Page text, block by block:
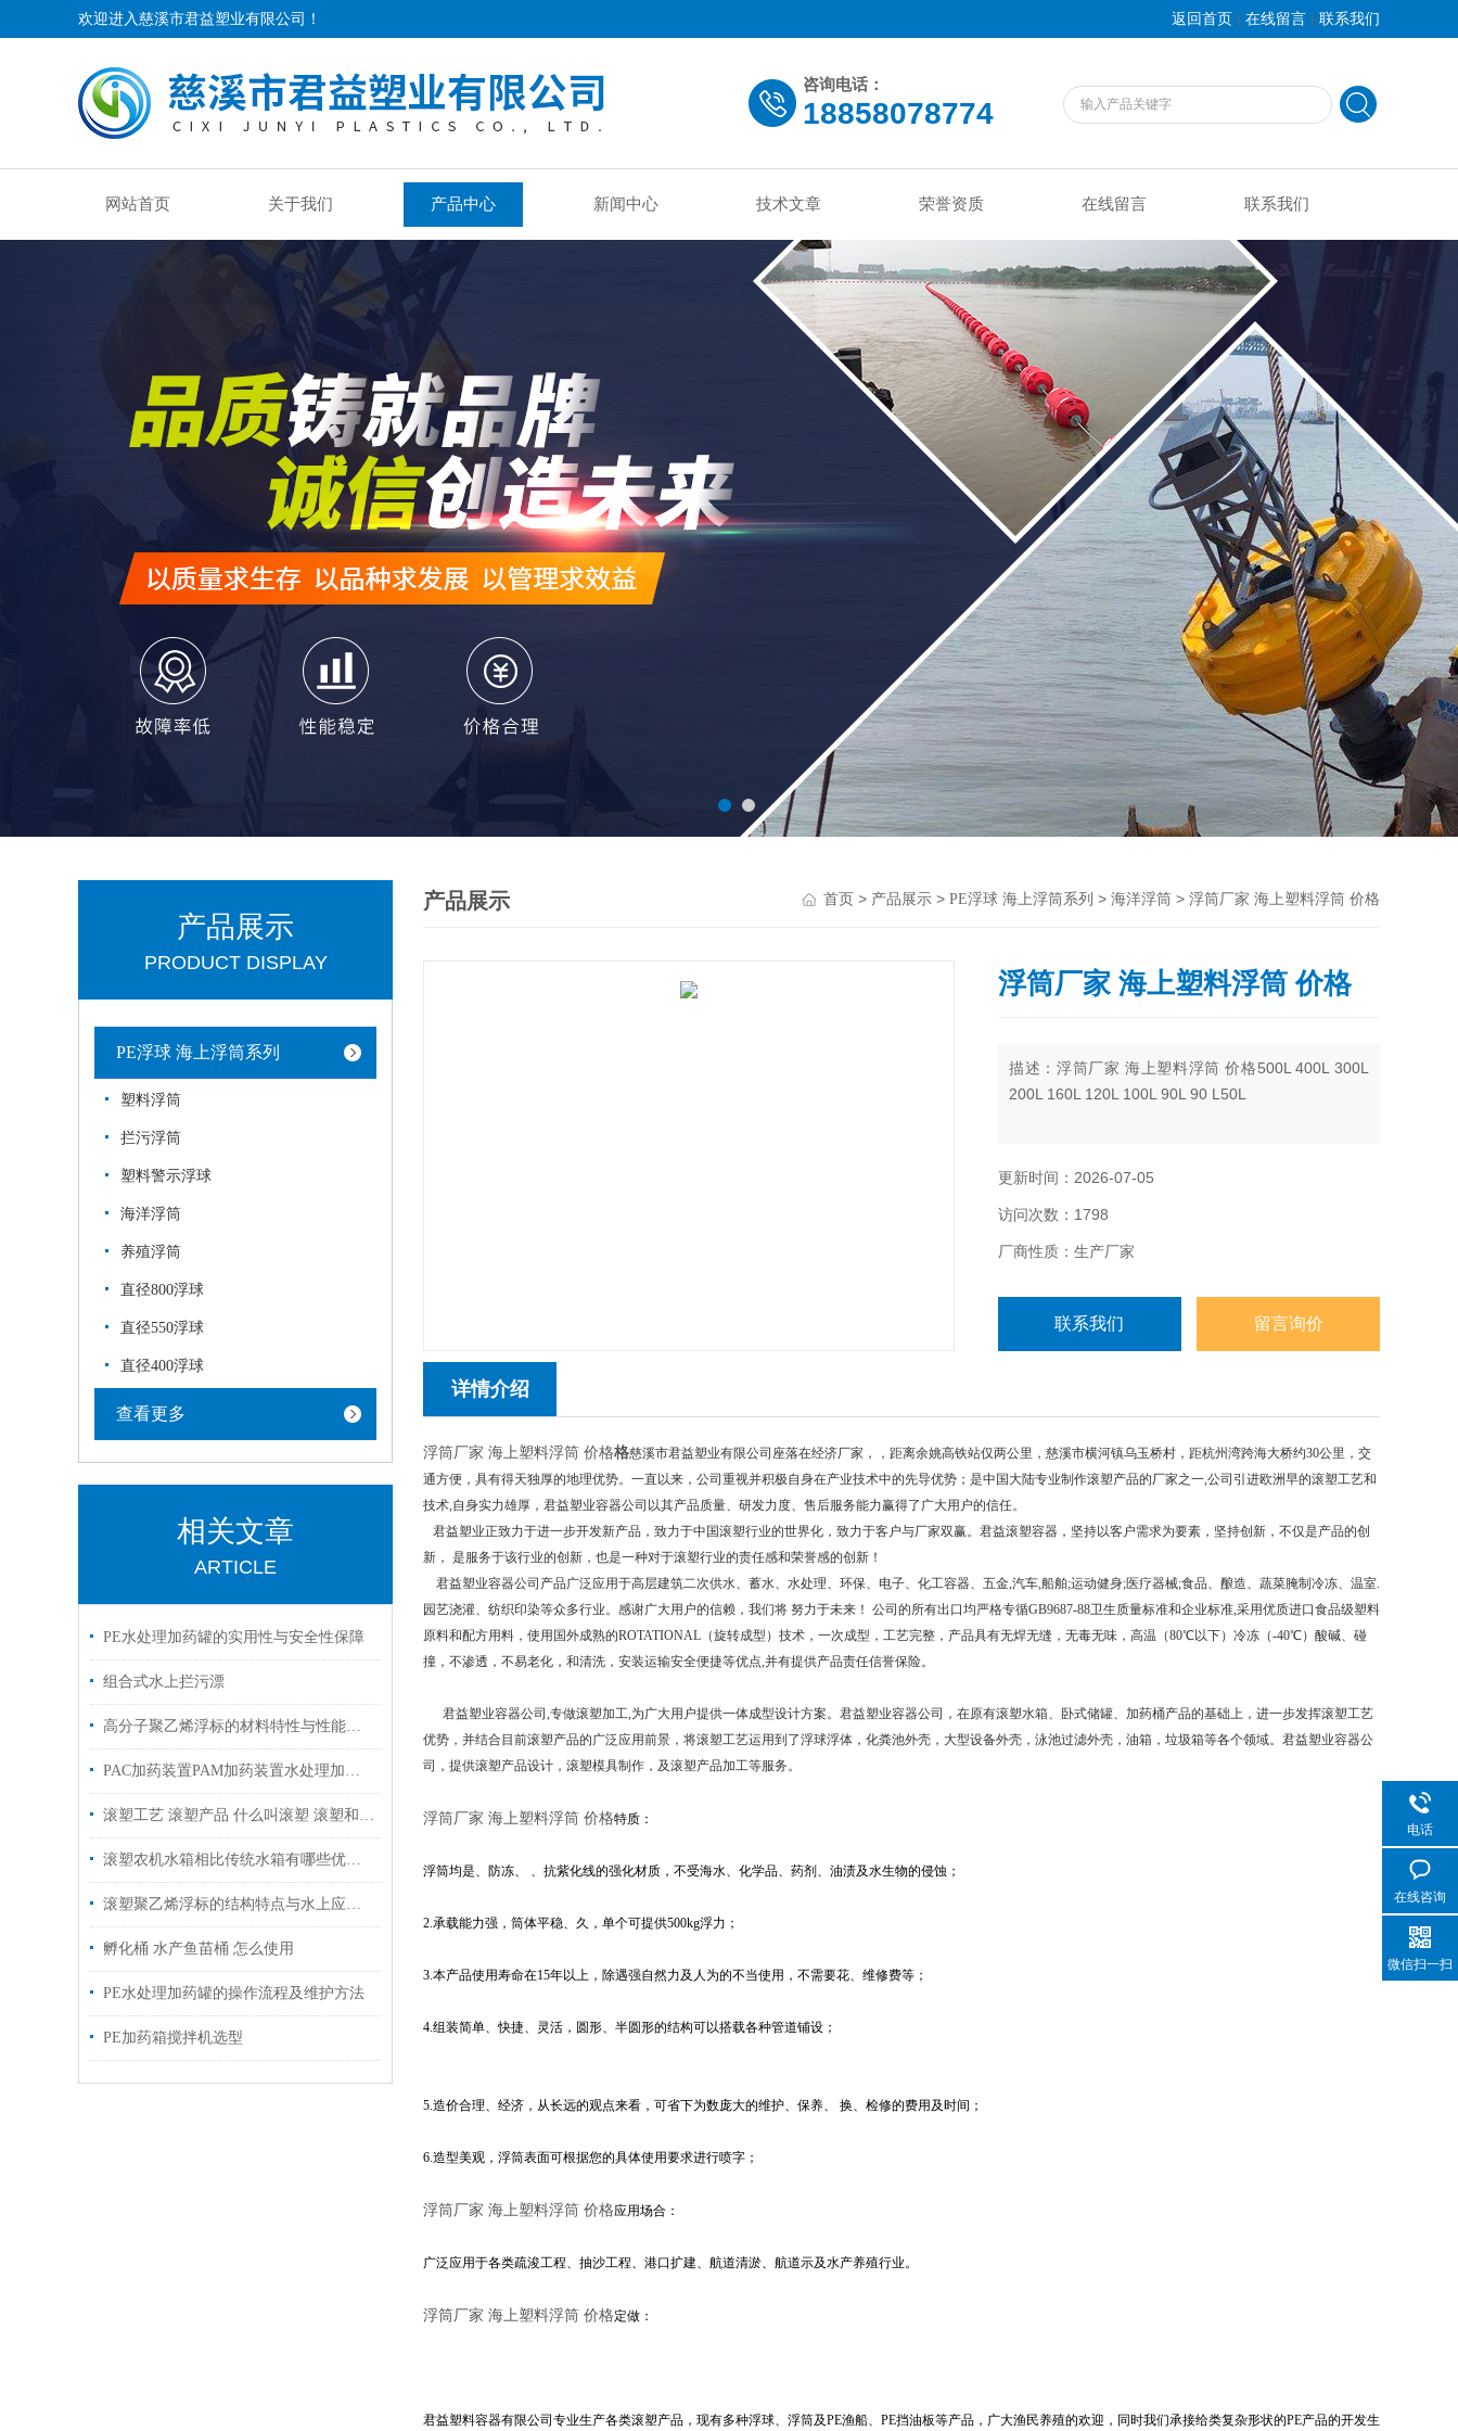
欢迎进入慈溪市君益塑业有限公司！ 返回首页 | 在线留言 | 联系我们
咨询电话：
18858078774
网站首页 关于我们 产品中心 新闻中心 技术文章 荣誉资质 在线留言 联系我们
产品展示
PRODUCT DISPLAY
PE浮球 海上浮筒系列
塑料浮筒
拦污浮筒
塑料警示浮球
海洋浮筒
养殖浮筒
直径800浮球
直径550浮球
直径400浮球
查看更多
相关文章
ARTICLE
PE水处理加药罐的实用性与安全性保障
组合式水上拦污漂
高分子聚乙烯浮标的材料特性与性能分析
PAC加药装置PAM加药装置水处理加药装置污水加药装置
滚塑工艺 滚塑产品 什么叫滚塑 滚塑和吹塑的差别
滚塑农机水箱相比传统水箱有哪些优势？
滚塑聚乙烯浮标的结构特点与水上应用优势
孵化桶 水产鱼苗桶 怎么使用
PE水处理加药罐的操作流程及维护方法
PE加药箱搅拌机选型
产品展示 首页 > 产品展示 > PE浮球 海上浮筒系列 > 海洋浮筒 > 浮筒厂家 海上塑料浮筒 价格
浮筒厂家 海上塑料浮筒 价格
描述：浮筒厂家 海上塑料浮筒 价格500L 400L 300L
200L 160L 120L 100L 90L 90 L50L
更新时间：2026-07-05
访问次数：1798
厂商性质：生产厂家
联系我们 留言询价
详情介绍
浮筒厂家 海上塑料浮筒 价格格慈溪市君益塑业有限公司座落在经济厂家，，距离余姚高铁站仅两公里，慈溪市横河镇乌玉桥村，距杭州湾跨海大桥约30公里，交
通方便，具有得天独厚的地理优势。一直以来，公司重视并积极自身在产业技术中的先导优势；是中国大陆专业制作滚塑产品的厂家之一,公司引进欧洲早的滚塑工艺和
技术,自身实力雄厚，君益塑业容器公司以其产品质量、研发力度、售后服务能力赢得了广大用户的信任。
君益塑业正致力于进一步开发新产品，致力于中国滚塑行业的世界化，致力于客户与厂家双赢。君益滚塑容器，坚持以客户需求为要素，坚持创新，不仅是产品的创
新， 是服务于该行业的创新，也是一种对于滚塑行业的责任感和荣誉感的创新！
君益塑业容器公司产品广泛应用于高层建筑二次供水、蓄水、水处理、环保、电子、化工容器、五金,汽车,船舶;运动健身;医疗器械;食品、酿造、蔬菜腌制冷冻、温室.
园艺浇灌、纺织印染等众多行业。感谢广大用户的信赖，我们将 努力于未来！ 公司的所有出口均严格专循GB9687-88卫生质量标准和企业标准,采用优质进口食品级塑料
原料和配方用料，使用国外成熟的ROTATIONAL（旋转成型）技术，一次成型，工艺完整，产品具有无焊无缝，无毒无味，高温（80℃以下）冷冻（-40℃）酸碱、碰
撞，不渗透，不易老化，和清洗，安装运输安全便捷等优点,并有提供产品责任信誉保险。
君益塑业容器公司,专做滚塑加工,为广大用户提供一体成型设计方案。君益塑业容器公司，在原有滚塑水箱、卧式储罐、加药桶产品的基础上，进一步发挥滚塑工艺
优势，并结合目前滚塑产品的广泛应用前景，将滚塑工艺运用到了浮球浮体，化粪池外壳，大型设备外壳，泳池过滤外壳，油箱，垃圾箱等各个领域。君益塑业容器公
司，提供滚塑产品设计，滚塑模具制作，及滚塑产品加工等服务。
浮筒厂家 海上塑料浮筒 价格特质：
浮筒均是、防冻、 、抗紫化线的强化材质，不受海水、化学品、药剂、油渍及水生物的侵蚀；
2.承载能力强，筒体平稳、久，单个可提供500kg浮力；
3.本产品使用寿命在15年以上，除遇强自然力及人为的不当使用，不需要花、维修费等；
4.组装简单、快捷、灵活，圆形、半圆形的结构可以搭载各种管道铺设；
5.造价合理、经济，从长远的观点来看，可省下为数庞大的维护、保养、 换、检修的费用及时间；
6.造型美观，浮筒表面可根据您的具体使用要求进行喷字；
浮筒厂家 海上塑料浮筒 价格应用场合：
广泛应用于各类疏浚工程、抽沙工程、港口扩建、航道清淤、航道示及水产养殖行业。
浮筒厂家 海上塑料浮筒 价格定做：
君益塑料容器有限公司专业生产各类滚塑产品，现有多种浮球、浮筒及PE渔船、PE挡油板等产品，广大渔民养殖的欢迎，同时我们承接给类复杂形状的PE产品的开发生
电话
在线咨询
微信扫一扫